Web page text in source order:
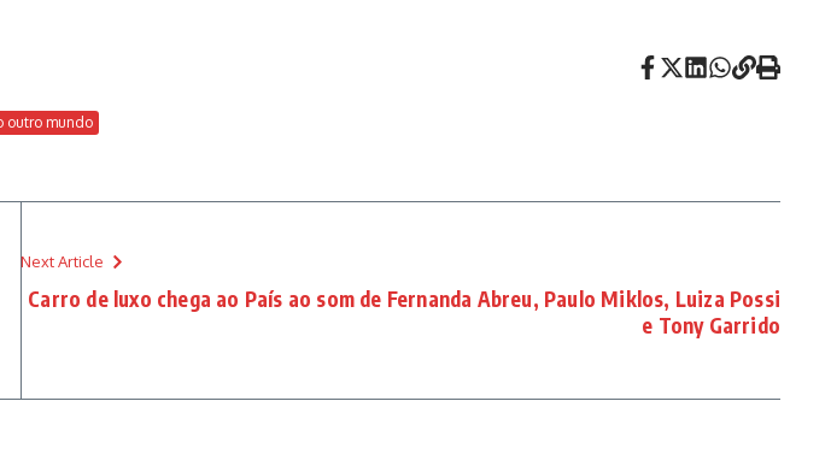
outro mundo
Next Article
Carro de luxo chega ao País ao som de Fernanda Abreu, Paulo Miklos, Luiza Possi
e Tony Garrido